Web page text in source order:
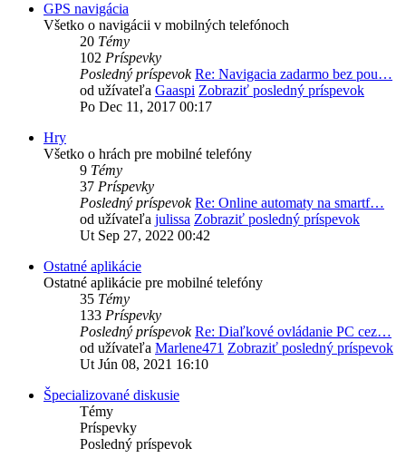
GPS navigácia
Všetko o navigácii v mobilných telefónoch
20 Témy
102 Príspevky
Posledný príspevok Re: Navigacia zadarmo bez pou…
od užívateľa Gaaspi Zobraziť posledný príspevok
Po Dec 11, 2017 00:17
Hry
Všetko o hrách pre mobilné telefóny
9 Témy
37 Príspevky
Posledný príspevok Re: Online automaty na smartf…
od užívateľa julissa Zobraziť posledný príspevok
Ut Sep 27, 2022 00:42
Ostatné aplikácie
Ostatné aplikácie pre mobilné telefóny
35 Témy
133 Príspevky
Posledný príspevok Re: Diaľkové ovládanie PC cez…
od užívateľa Marlene471 Zobraziť posledný príspevok
Ut Jún 08, 2021 16:10
Špecializované diskusie
Témy
Príspevky
Posledný príspevok